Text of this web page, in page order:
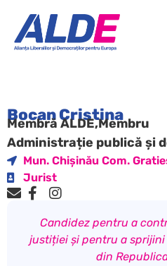
Bocan Cristina
Membră ALDE,Membru
Administrație publică și
Mun. Chișinău Com.
Jurist
Candidez pentru a
justiției și pentru a
din